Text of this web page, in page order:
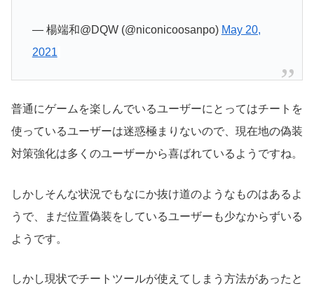
— 楊端和@DQW (@niconicoosanpo) May 20,
2021
普通にゲームを楽しんでいるユーザーにとってはチートを
使っているユーザーは迷惑極まりないので、現在地の偽装
対策強化は多くのユーザーから喜ばれているようですね。
しかしそんな状況でもなにか抜け道のようなものはあるよ
うで、まだ位置偽装をしているユーザーも少なからずいる
ようです。
しかし現状でチートツールが使えてしまう方法があったと